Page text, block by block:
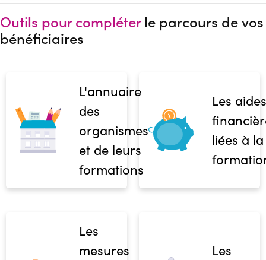
Outils pour compléterle parcours de vos
bénéficiaires
L'annuaire
des
organismes
et de leurs
formations
Les aides
liées à la
Les
mesures
Les